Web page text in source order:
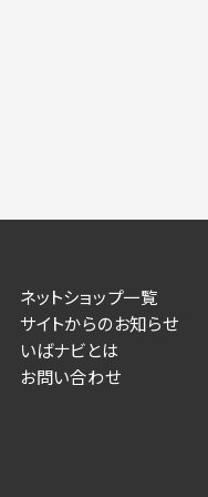
応募理由
表示）
の提供
よびその履行に伴うお客様
ネットショップ一覧
サイトからのお知らせ
いばナビとは
お問い合わせ